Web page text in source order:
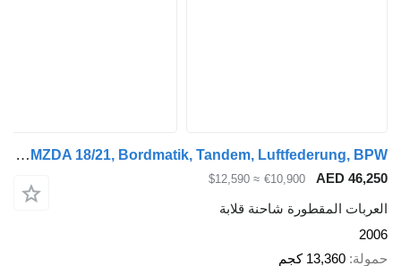
Meiller MZDA 18/21, Bordmatik, Tandem, Luftfederung, BPW
AED 46,250
€10,900
≈ $12,590
العربات المقطورة شاحنة قلابة
2006
حمولة 13,360 كجم